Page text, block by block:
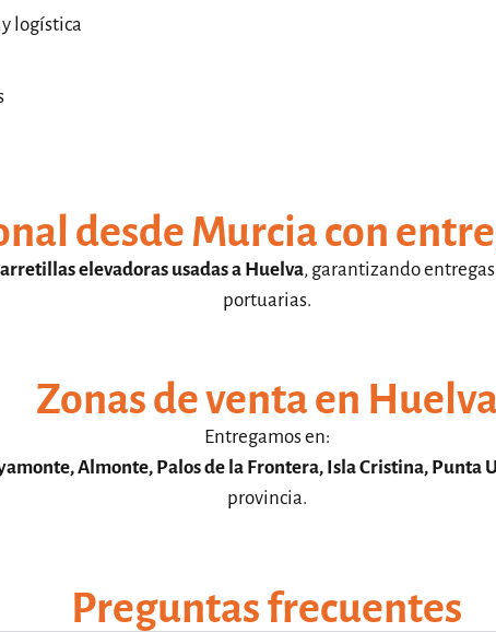
logística
desde Murcia con
elevadoras usadas a Huelva, garantizando
portuarias.
Zonas de venta en Huelva
Entregamos en:
Almonte, Palos de la Frontera, Isla Cristina, Punta
provincia.
Preguntas frecuentes